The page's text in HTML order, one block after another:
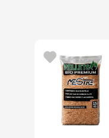
confiable y
aplicación.